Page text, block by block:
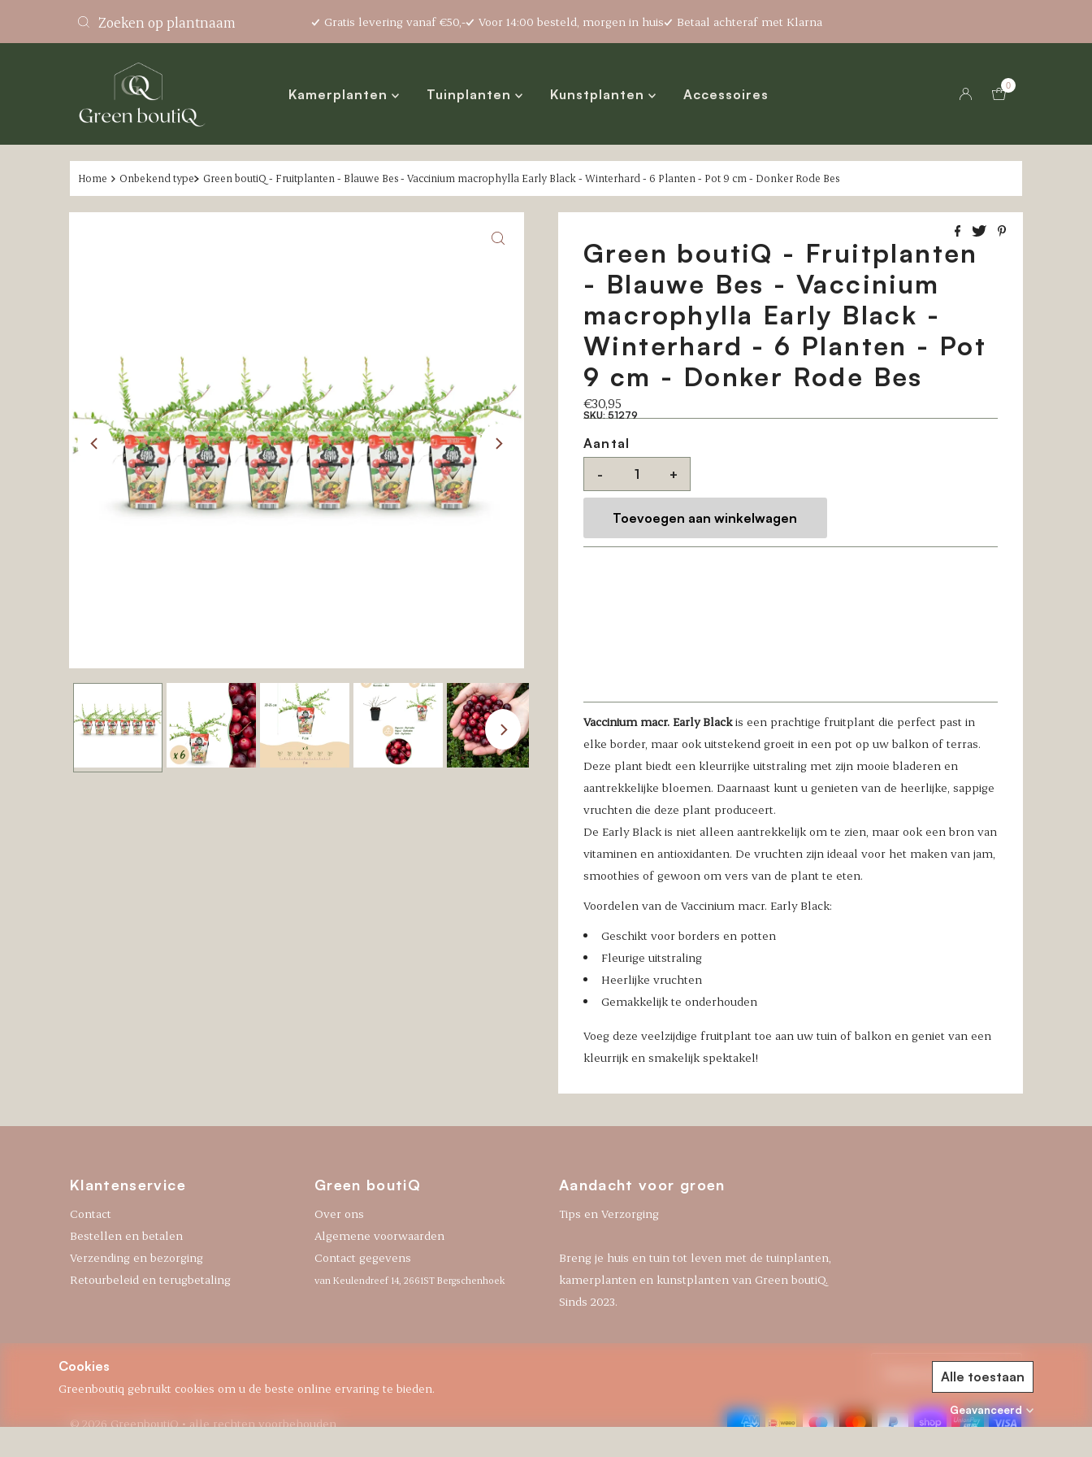
Gratis levering vanaf €50,- Voor 14:00 besteld, morgen in huis Betaal achteraf met Klarna
Kamerplanten Tuinplanten Kunstplanten Accessoires
0
Home Onbekend type Green boutiQ - Fruitplanten - Blauwe Bes - Vaccinium macrophylla Early Black - Winterhard - 6 Planten - Pot 9 cm - Donker Rode Bes
Green boutiQ - Fruitplanten
- Blauwe Bes - Vaccinium
macrophylla Early Black -
Winterhard - 6 Planten - Pot
9 cm - Donker Rode Bes
Reguliere
€30,95
SKU: 51279
Aantal
-
+
Vaccinium macr. Early Blackis een prachtige fruitplant die perfect past in
elke border, maar ook uitstekend groeit in een pot op uw balkon of terras.
Deze plant biedt een kleurrijke uitstraling met zijn mooie bladeren en
aantrekkelijke bloemen. Daarnaast kunt u genieten van de heerlijke, sappige
vruchten die deze plant produceert.
De Early Black is niet alleen aantrekkelijk om te zien, maar ook een bron van
vitaminen en antioxidanten. De vruchten zijn ideaal voor het maken van jam,
smoothies of gewoon om vers van de plant te eten.
Voordelen van de Vaccinium macr. Early Black:
Geschikt voor borders en potten
Fleurige uitstraling
Heerlijke vruchten
Gemakkelijk te onderhouden
Voeg deze veelzijdige fruitplant toe aan uw tuin of balkon en geniet van een
kleurrijk en smakelijk spektakel!
Klantenservice
Contact
Bestellen en betalen
Verzending en bezorging
Retourbeleid en terugbetaling
Green boutiQ
Over ons
Algemene voorwaarden
Contact gegevens
van Keulendreef 14, 2661ST Bergschenhoek
Aandacht voor groen
Tips en Verzorging
Breng je huis en tuin tot leven met de tuinplanten,
kamerplanten en kunstplanten van Green boutiQ.
Sinds 2023.
© 2026 GreenboutiQ • alle rechten voorbehouden
Nederland (EUR €)
Cookies
Greenboutiq gebruikt cookies om u de beste online ervaring te bieden.
Alle toestaan
Geavanceerd